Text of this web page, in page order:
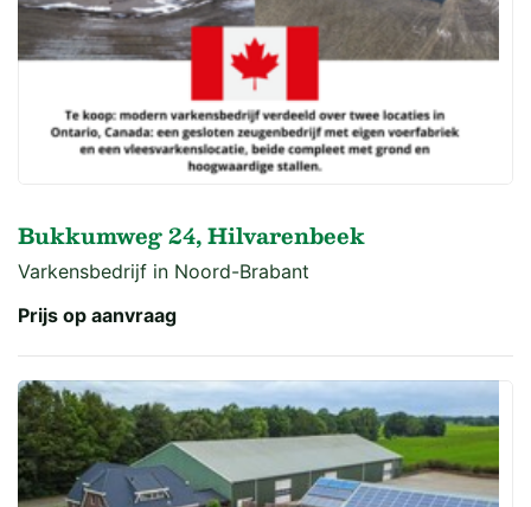
Bukkumweg 24, Hilvarenbeek
Varkensbedrijf in Noord-Brabant
Prijs op aanvraag